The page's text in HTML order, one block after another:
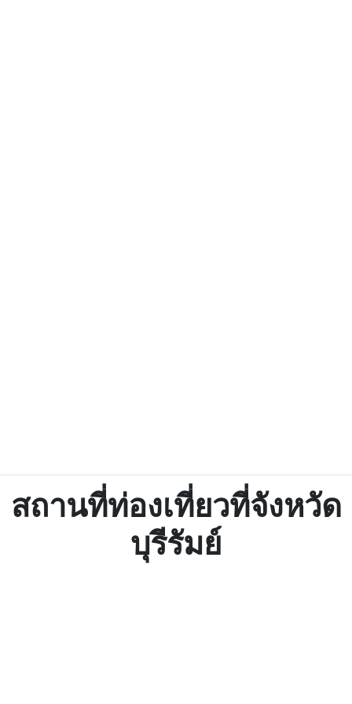
สถานที่ท่องเที่ยวที่จังหวัด
บุรีรัมย์